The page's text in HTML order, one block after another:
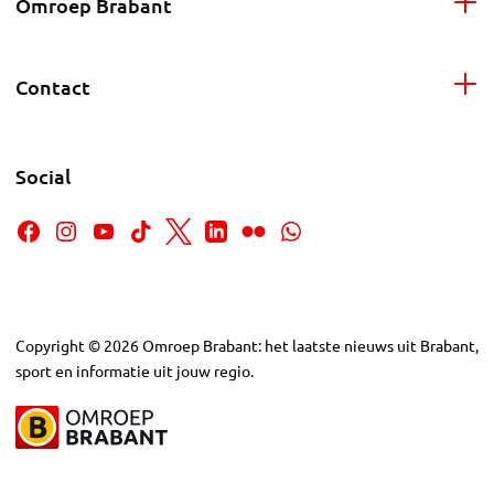
Contact
Social
Copyright © 2026Omroep Brabant: het laatste nieuws uit Brabant,
sport en informatie uit jouw regio.